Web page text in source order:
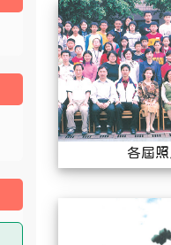
各屆